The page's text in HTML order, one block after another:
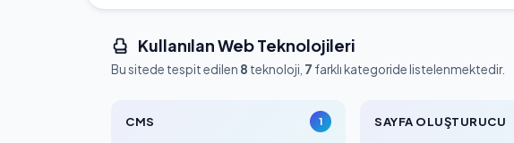
Kullanılan Web Teknolojileri
Bu sitede tespit edilen 8 teknoloji, 7 farklı kategoride listelenmektedir.
CMS 1 SAYFA OLUŞTURUCU